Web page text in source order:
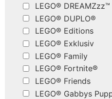
LEGO® DREAMZzz™
LEGO® DUPLO®
LEGO® Editions
LEGO® Exklusiv
LEGO® Family
LEGO® Fortnite®
LEGO® Friends
LEGO® Gabbys